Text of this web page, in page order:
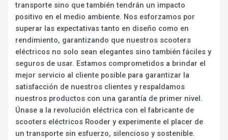
transporte sino que también tendrán un impacto
positivo en el medio ambiente. Nos esforzamos por
superar las expectativas tanto en diseño como en
rendimiento, garantizando que nuestros scooters
eléctricos no solo sean elegantes sino también fáciles y
seguros de usar. Estamos comprometidos a brindar el
mejor servicio al cliente posible para garantizar la
satisfacción de nuestros clientes y respaldamos
nuestros productos con una garantía de primer nivel.
Únase a la revolución eléctrica con el fabricante de
scooters eléctricos Rooder y experimente el placer de
un transporte sin esfuerzo, silencioso y sostenible.